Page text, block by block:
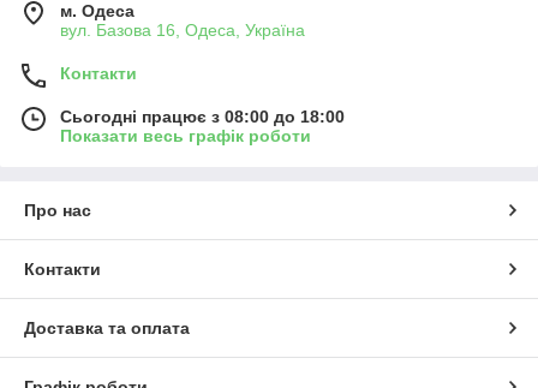
м. Одеса
вул. Базова 16, Одеса, Україна
Контакти
Сьогодні працює з 08:00 до 18:00
Показати весь графік роботи
Про нас
Контакти
Доставка та оплата